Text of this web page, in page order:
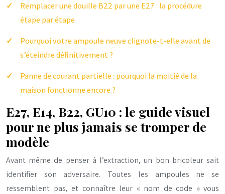
Remplacer une douille B22 par une E27 : la procédure
étape par étape
Pourquoi votre ampoule neuve clignote-t-elle avant de
s’éteindre définitivement ?
Panne de courant partielle : pourquoi la moitié de la
maison fonctionne encore ?
E27, E14, B22, GU10 : le guide visuel
pour ne plus jamais se tromper de
modèle
Avant même de penser à l’extraction, un bon bricoleur sait
identifier son adversaire. Toutes les ampoules ne se
ressemblent pas, et connaître leur « nom de code » vous